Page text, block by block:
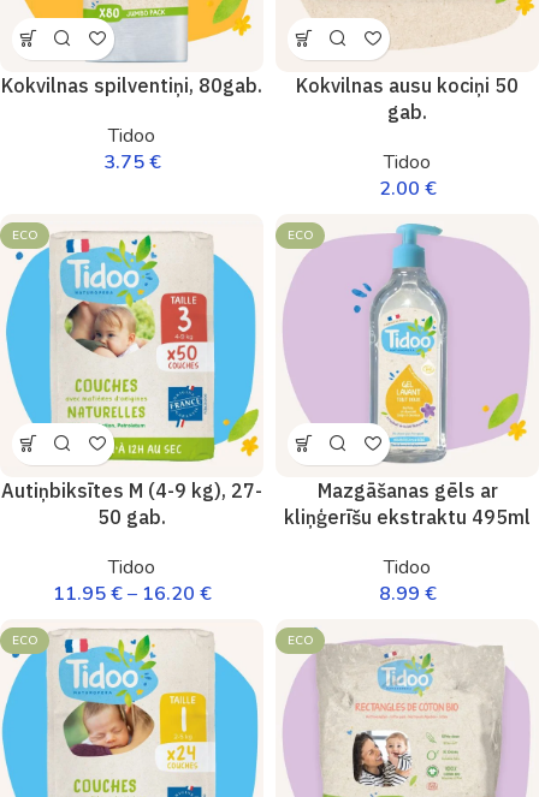
Kokvilnas spilventiņi, 80gab.
Tidoo
3.75€
Kokvilnas ausu kociņi 50
gab.
Tidoo
2.00 €
ECO
Autiņbiksītes M (4-9 kg), 27-
50 gab.
Tidoo
11.95€ – 16.20 €
ECO
Mazgāšanas gēls ar
kliņģerīšu ekstraktu 495ml
Tidoo
8.99 €
ECO ECO